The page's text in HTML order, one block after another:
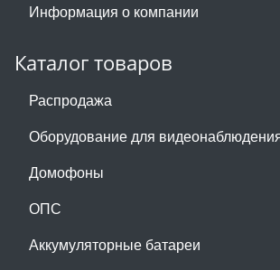
Информация о компании
Каталог товаров
Распродажа
Оборудование для
Домофоны
ОПС
Аккумуляторные батареи